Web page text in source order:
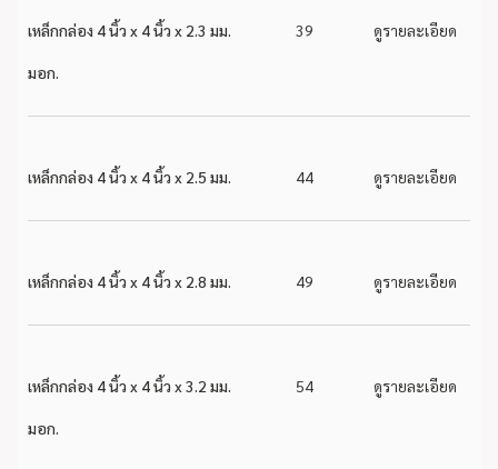
เหล็กกล่อง 4 นิ้ว x 4 นิ้ว x 2.3 มม.
มอก.
39 ดูรายละเอียด
เหล็กกล่อง 4 นิ้ว x 4 นิ้ว x 2.5 มม. 44 ดูรายละเอียด
เหล็กกล่อง 4 นิ้ว x 4 นิ้ว x 2.8 มม. 49 ดูรายละเอียด
เหล็กกล่อง 4 นิ้ว x 4 นิ้ว x 3.2 มม.
มอก.
54 ดูรายละเอียด